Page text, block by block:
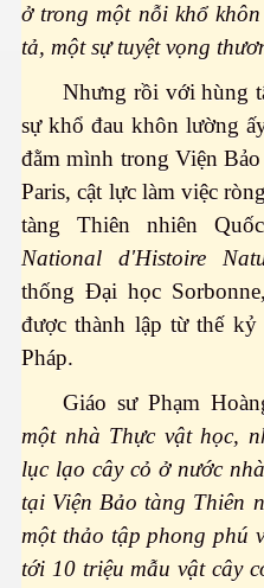
ở trong một nỗi khổ
tả, một sự tuyệt vọng
Nhưng rồi với hùng
sự khổ đau khôn lường
đằm mình trong Viện
Paris, cật lực làm việc
tàng Thiên nhiên
National d'Histoire
thống Đại học
được thành lập từ thế
Pháp.
Giáo sư Phạm
một nhà Thực vật học,
lục lạo cây cỏ ở nước
tại Viện Bảo tàng Thiên
một thảo tập phong phú
tới 10 triệu mẫu vật cây
do thất mùa
- Mông
thế giới, một ảo tưởng